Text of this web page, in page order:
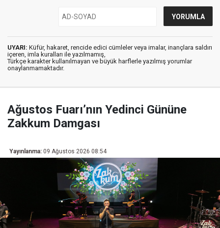
UYARI: Küfür, hakaret, rencide edici cümleler veya imalar, inançlara saldırı
içeren, imla kuralları ile yazılmamış,
Türkçe karakter kullanılmayan ve büyük harflerle yazılmış yorumlar
onaylanmamaktadır.
Ağustos Fuarı’nın Yedinci Gününe
Zakkum Damgası
Yayınlanma: 09 Ağustos 2026 08:54